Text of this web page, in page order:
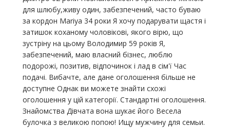
для шлюбу,живу один, забезпечений, часто буваю
за кордон Mariya 34 роки Я хочу подарувати щастя і
затишок коханому чоловікові, якого вірю, що
зустріну на цьому Володимир 59 років Я,
забезпечений, маю власний бізнес, люблю
подорожі, позитив, відпочинок і лад в сім'ї Час
подачі. Вибачте, але дане оголошення більше не
доступне Однак ви можете знайти схожі
оголошення у цій категорії. Стандартні оголошення.
Знайомства Дівчата вона шукає його Весела
булочка з великою попою! Ищу мужчину для семьи.